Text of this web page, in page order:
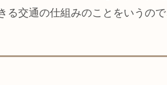
る交通の仕組みのことをいうの